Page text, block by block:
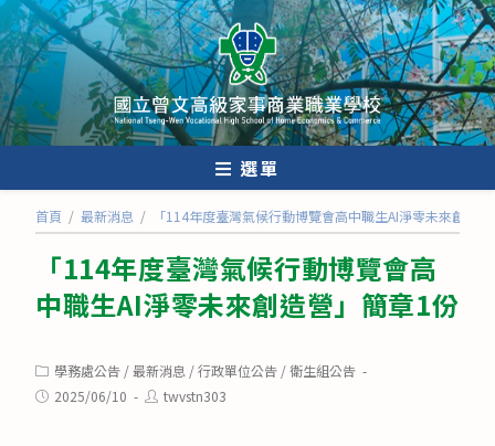
跳
轉
至
主
要
內
選單
首頁 / 最新消息 / 「114年度臺灣氣候行動博覽會高中職生AI淨零未來創造
「114年度臺灣氣候行動博覽會高
中職生AI淨零未來創造營」簡章1份
Post
category:
學務處公告 /最新消息 /行政單位公告 /衛生組公告
Post2025/06/10
Posttwvstn303